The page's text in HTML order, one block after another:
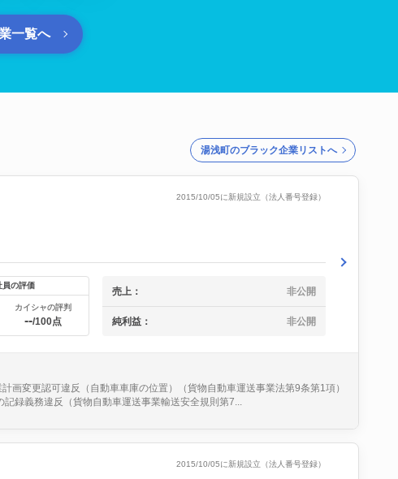
一覧へ
湯浅町のブラック企業リストへ
2015/10/05に新規設立（法人番号登録）
員の評価
カイシャの評判
--/100点
売上： 非公開
純利益： 非公開
変更認可違反（自動車車庫の位置）（貨物自動車運送事業法第9条第1項）
録義務違反（貨物自動車運送事業輸送安全規則第7...
2015/10/05に新規設立（法人番号登録）